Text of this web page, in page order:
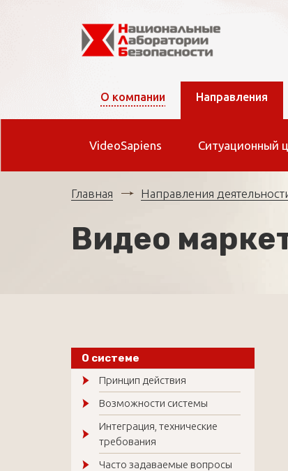
О компании Направления
VideoSapiens Ситуационный
Главная Направления
Видео
О системе
Принцип действия
Возможности системы
Интеграция, технические
требования
Часто задаваемые вопросы